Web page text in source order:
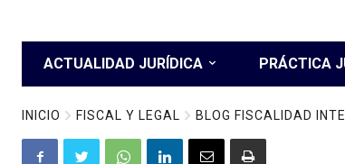
ACTUALIDAD JURÍDICA PRÁCTICA
INICIO FISCAL Y LEGAL BLOG FISCALIDAD